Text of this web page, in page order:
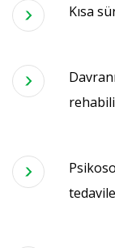
Kısa